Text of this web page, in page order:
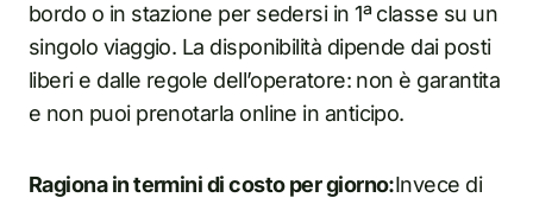
bordo o in stazione per sedersi in 1ª classe su un
singolo viaggio. La disponibilità dipende dai posti
liberi e dalle regole dell’operatore: non è garantita
e non puoi prenotarla online in anticipo.
Ragiona in termini di costo per giorno:Invece di